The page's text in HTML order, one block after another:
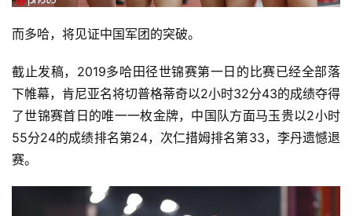
而多哈，将见证中国军团的突破。
截止发稿，2019多哈田径世锦赛第一日的比赛已经全部落
下帷幕，肯尼亚名将切普格蒂奇以2小时32分43的成绩夺得
了世锦赛首日的唯一一枚金牌，中国队方面马玉贵以2小时
55分24的成绩排名第24，次仁措姆排名第33，李丹遗憾退
赛。